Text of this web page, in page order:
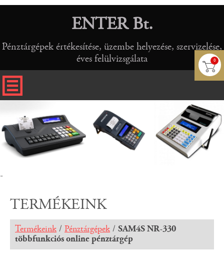
0
ENTER Bt.
Pénztárgépek értékesítése, üzembe helyezése, szervizelése,
éves felülvizsgálata
-
TERMÉKEINK
Termékeink / Pénztárgépek / SAM4S NR-330
többfunkciós online pénztárgép